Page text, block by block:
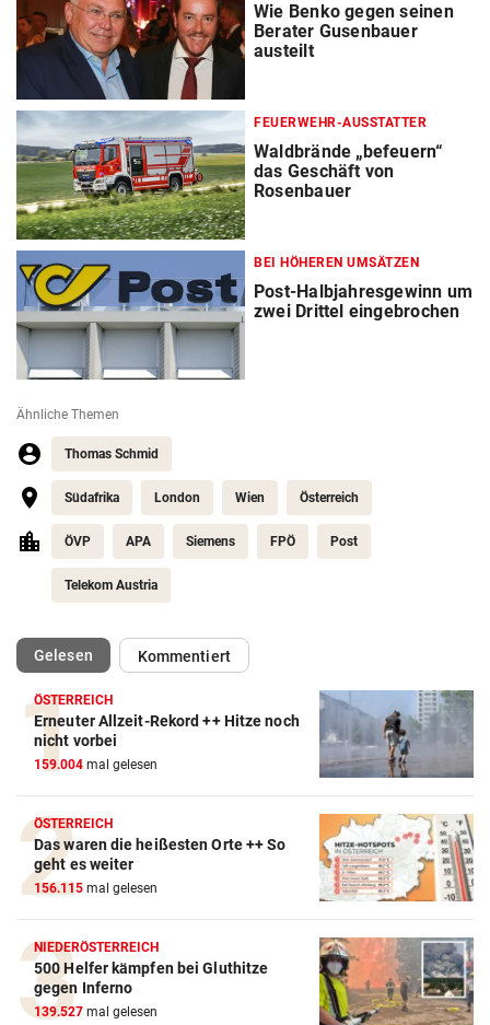
Wie Benko gegen seinen
Berater Gusenbauer
austeilt
FEUERWEHR-AUSSTATTER
Waldbrände „befeuern“
das Geschäft von
Rosenbauer
BEI HÖHEREN UMSÄTZEN
Post-Halbjahresgewinn um
zwei Drittel eingebrochen
Ähnliche Themen
Thomas Schmid
Südafrika London Wien Österreich
ÖVP APA Siemens FPÖ Post
Telekom Austria
Gelesen(ausgewählt)Kommentiert
ÖSTERREICH
Erneuter Allzeit-Rekord ++ Hitze noch
nicht vorbei
159.004 mal gelesen
ÖSTERREICH
Das waren die heißesten Orte ++ So
geht es weiter
156.115 mal gelesen
NIEDERÖSTERREICH
500 Helfer kämpfen bei Gluthitze
gegen Inferno
139.527 mal gelesen